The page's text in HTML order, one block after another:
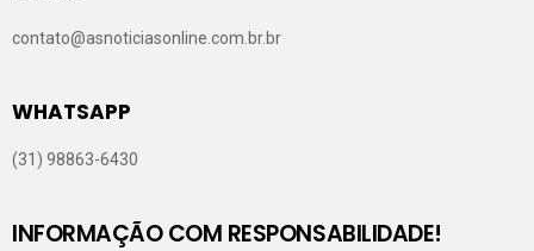
contato@asnoticiasonline.com.br.br
WHATSAPP
(31) 98863-6430
INFORMAÇÃO COM RESPONSABILIDADE!